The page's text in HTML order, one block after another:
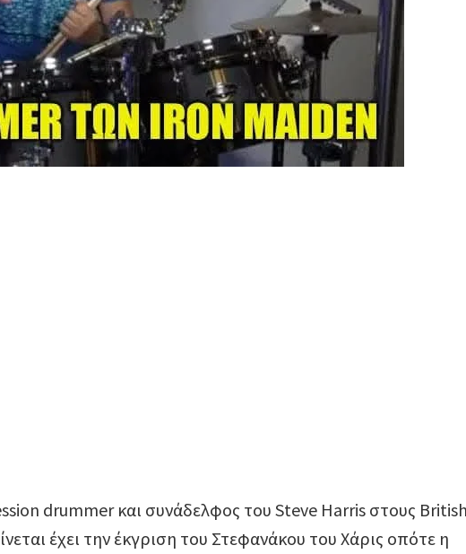
drummer και συνάδελφος του Steve Harris στους
έχει την έκγριση του Στεφανάκου του Χάρις οπότε η